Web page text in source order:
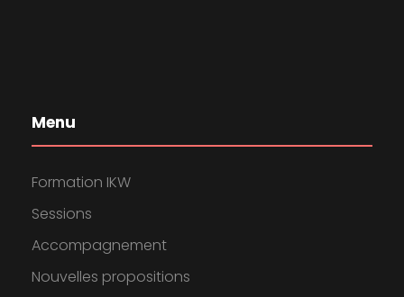
Menu
Formation IKW
Sessions
Accompagnement
Nouvelles propositions